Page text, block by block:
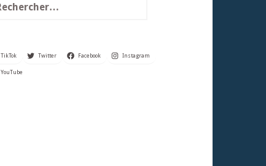
TikTok Twitter Facebook Instagram
YouTube